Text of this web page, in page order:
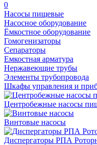
0
Насосы пищевые
Насосное оборудование
Ёмкостное оборудование
Гомогенизаторы
Сепараторы
Емкостная арматура
Нержавеющие трубы
Элементы трубопровода
Шкафы управления и
Центробежные насосы
Винтовые насосы
Диспергаторы РПА